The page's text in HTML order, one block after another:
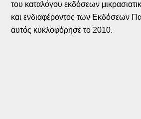
του καταλόγου εκδόσεων
και ενδιαφέροντος των Εκδόσεων
αυτός κυκλοφόρησε το 2010.